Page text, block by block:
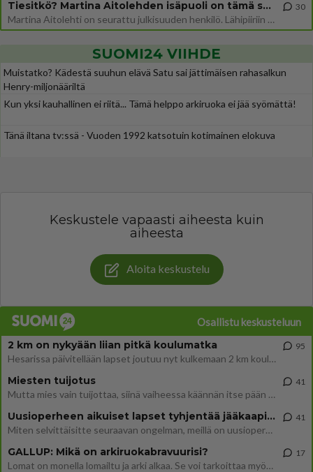
Tiesitkö? Martina Aitolehden isäpuoli on tämä suosittu laulaja
Martina Aitolehti on seurattu julkisuuden henkilö. Lähipiiriin mahtuu muitakin tunnettuja henkilöitä. Tiesitkö, että Ma
30
SUOMI24 VIIHDE
Muistatko? Kädestä suuhun elävä Satu sai jättimäisen rahasalkun
Henry-miljonääriltä
Kun yksi kauhallinen ei riitä... Tämä helppo arkiruoka ei jää syömättä!
Tänä iltana tv:ssä - Vuoden 1992 katsotuin kotimainen elokuva
Keskustele vapaasti aiheesta kuin
aiheesta
Aloita keskustelu
Osallistu keskusteluun
2 km on nykyään liian pitkä koulumatka
Hesarissa päivitellään lapset joutuu nyt kulkemaan 2 km kouluun jösses. Ruostefillarilla tuo matka menee vaikka miten äk
95
Miesten tuijotus
Mutta mies vain tuijottaa, siinä vaiheessa käännän itse pään pois. Mikä juttu? Yleensä jos joku tuijottaa tai katsoo, hä
41
Uusioperheen aikuiset lapset tyhjentää jääkaapin käydessään
Miten selvittäisitte seuraavan ongelman, meillä on uusioperhe, minulla teini-ikäiset lapset ja puolisolla aikuiset, jotk
41
GALLUP: Mikä on arkiruokabravuurisi?
Lomat on monella lomailtu ja arki alkaa. Se voi tarkoittaa myös sitä, että grillailut on grillattu ja palataan arjen ruo
17